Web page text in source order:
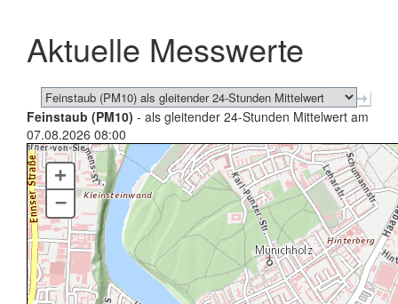
schließen
Aktuelle Messwerte
Feinstaub (PM10) - als gleitender 24-Stunden Mittelwert am
07.08.2026 08:00
+
–